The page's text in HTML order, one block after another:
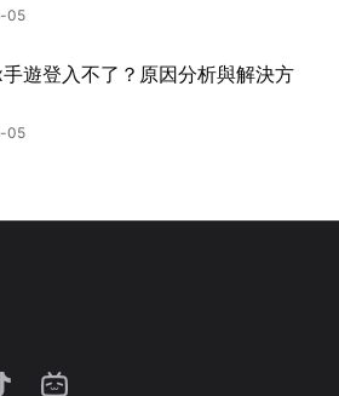
05
遊登入不了？原因分析與解決方
05